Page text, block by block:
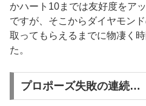
かハート10までは友好度をア
ですが、そこからダイヤモン
取ってもらえるまでに物凄く
た。
プロポーズ失敗の連続…